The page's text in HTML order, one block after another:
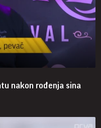
nakon rođenja sina